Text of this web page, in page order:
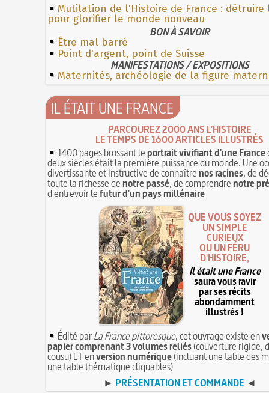
Mutilation de l'Histoire de France : détruire
pour glorifier le monde nouveau
BON À SAVOIR
Être mal barré
Point d'argent, point de Suisse
MANIFESTATIONS / EXPOSITIONS
Maternités, archéologie de la figure
IL ÉTAIT UNE FRANCE
PARCOUREZ 2000 ANS L'HISTOIRE
LE TEMPS DE 1600 ARTICLES ILLUSTRÉS
1400 pages brossant leportrait vivifiant d'une France
deux siècles était la première puissance du monde. Une
divertissante et instructive de connaîtrenos racines, de
toute la richesse denotre passé, de comprendrenotre
d'entrevoir lefutur d'un pays millénaire
QUE VOUS SOYEZ
UN SIMPLE
CURIEUX
OU UN FÉRU
D'HISTOIRE,
Il était une France
saura vous ravir
par ses récits
abondamment
illustrés !
Édité parLa France pittoresque, cet ouvrage existe en
papier comprenant 3 volumes reliés(couverture rigide,
cousu) ET enversion numérique(incluant une table des
une table thématique cliquables)
► PRÉSENTATION ET COMMANDE ◄